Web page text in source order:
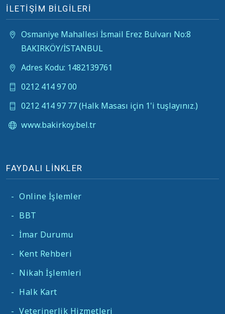
İLETİŞİM BİLGİLERİ
Osmaniye Mahallesi İsmail Erez Bulvarı No:8
BAKIRKÖY/İSTANBUL
Adres Kodu: 1482139761
0212 414 97 00
0212 414 97 77 (Halk Masası için 1'i tuşlayınız.)
www.bakirkoy.bel.tr
FAYDALI LİNKLER
- Online İşlemler
- BBT
- İmar Durumu
- Kent Rehberi
- Nikah İşlemleri
- Halk Kart
- Veterinerlik Hizmetleri